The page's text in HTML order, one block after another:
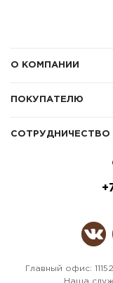
О КОМПАНИИ
ПОКУПАТЕЛЮ
СОТРУДНИЧЕСТВО
Главный офис:
Наша